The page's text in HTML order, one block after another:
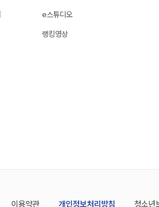
e스튜디오
랭킹영상
이용약관 개인정보처리방침 청소년